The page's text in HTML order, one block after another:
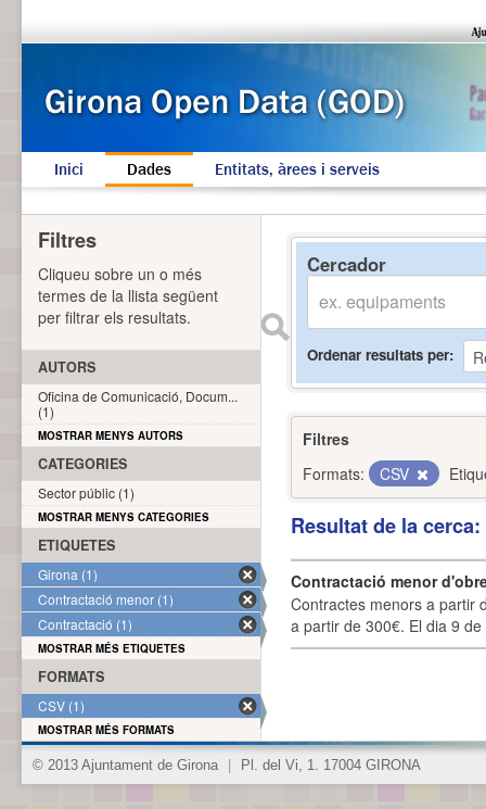
Inici Dades Entitats, àrees i serveis
Cercador
Ordenar resultats per
Filtres
Formats:
CSV
Resultat de la
Contractació menor
Contractes menors a partir
a partir de 300€. El dia 9
Filtres
Cliqueu sobre un o més
termes de la llista següent
per filtrar els resultats.
AUTORS
Oficina de Comunicació, Docum...
(1)
MOSTRAR MENYS AUTORS
CATEGORIES
Sector públic (1)
MOSTRAR MENYS CATEGORIES
ETIQUETES
Girona (1)
Contractació menor (1)
Contractació (1)
MOSTRAR MÉS ETIQUETES
FORMATS
CSV (1)
MOSTRAR MÉS FORMATS
© 2013 Ajuntament de Girona Pl. del Vi, 1. 17004 GIRONA